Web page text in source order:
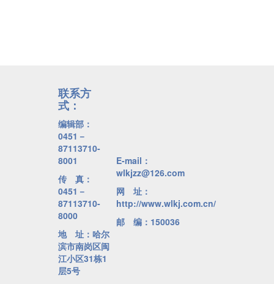
联系方
式：
编辑部：
0451－
87113710-
8001
传 真：
0451－
87113710-
8000
地 址：哈尔
滨市南岗区闽
江小区31栋1
层5号
E-mail：
wlkjzz@126.com
网 址：
http://www.wlkj.com.cn/
邮 编：150036